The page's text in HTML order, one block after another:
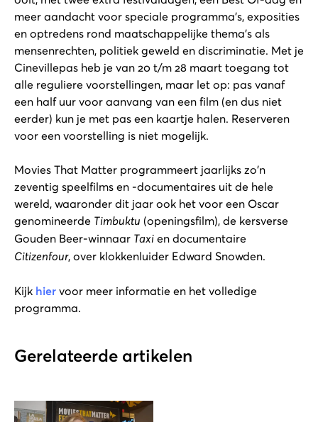
meer aandacht voor speciale programma's, exposities
en optredens rond maatschappelijke thema's als
mensenrechten, politiek geweld en discriminatie. Met je
Cinevillepas heb je van 20 t/m 28 maart toegang tot
alle reguliere voorstellingen, maar let op: pas vanaf
een half uur voor aanvang van een film (en dus niet
eerder) kun je met pas een kaartje halen. Reserveren
voor een voorstelling is niet mogelijk.
Movies That Matter programmeert jaarlijks zo'n
zeventig speelfilms en -documentaires uit de hele
wereld, waaronder dit jaar ook het voor een Oscar
genomineerde Timbuktu (openingsfilm), de kersverse
Gouden Beer-winnaar Taxi en documentaire
Citizenfour, over klokkenluider Edward Snowden.
Kijk hier voor meer informatie en het volledige
programma.
Gerelateerde artikelen